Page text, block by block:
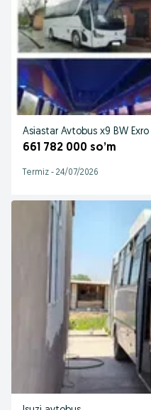
Asiastar Avtobus x9 BW
661 782 000 so’m
Termiz - 24/07/2026